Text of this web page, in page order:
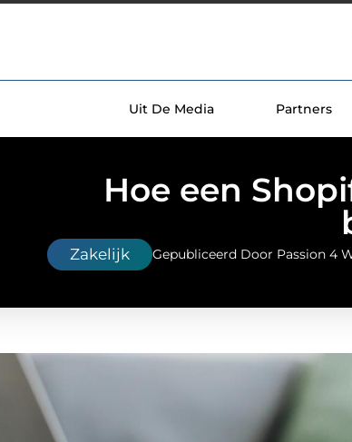
Uit De Media Partners
Hoe een
Zakelijk Gepubliceerd Door Passion 4